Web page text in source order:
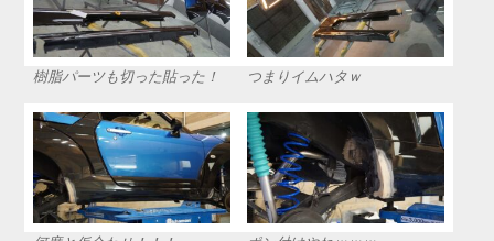
樹脂パーツも切った貼った！ つまりイムハタｗ